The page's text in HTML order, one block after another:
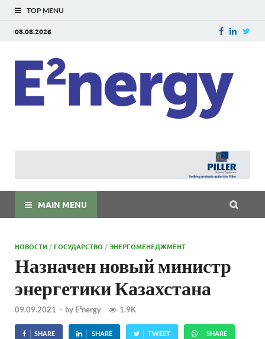
TOP MENU
08.08.2026
MAIN MENU
НОВОСТИ /ГОСУДАРСТВО /ЭНЕРГОМЕНЕДЖМЕНТ
Назначен новый министр
энергетики Казахстана
09.09.2021 - by E²nergy 1.9K
SHARE SHARE TWEET SHARE